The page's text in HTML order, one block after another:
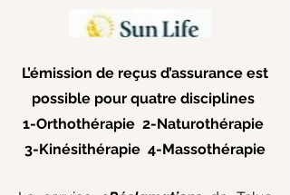
L’émission de reçus d’assurance est
possible pour quatre disciplines
1-Orthothérapie 2-Naturothérapie
3-Kinésithérapie 4-Massothérapie